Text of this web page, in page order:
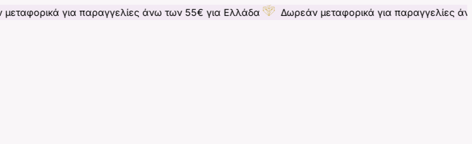
για παραγγελίες άνω των 55€ για Ελλάδα Δωρεάν μεταφορικά για παραγγελίες άνω των 70€